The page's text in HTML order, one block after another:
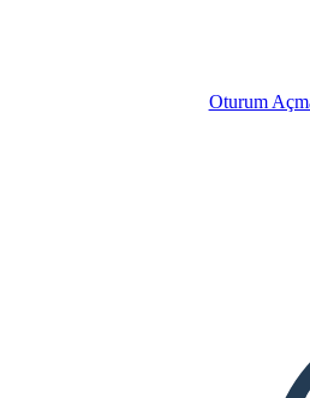
Oturum
Bu Öykü
SLAYT